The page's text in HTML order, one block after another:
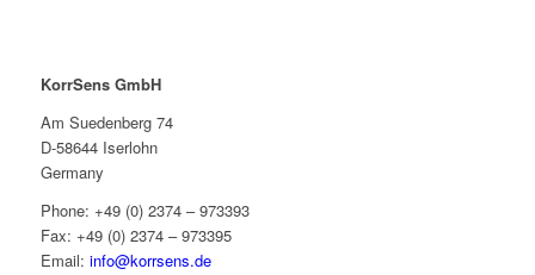
KorrSens GmbH
Am Suedenberg 74
D-58644 Iserlohn
Germany
Phone: +49 (0) 2374 – 973393
Fax: +49 (0) 2374 – 973395
Email: info@korrsens.de